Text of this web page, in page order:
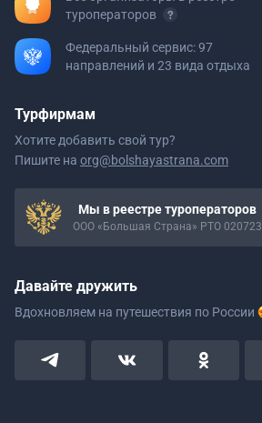
туроператоров
Федеральный сервис: 97
направлений и 23 вида отдыха
Турфирмам
Хотите добавить свой тур?
Пишите на org@bolshayastrana.com
Мы в реестре туроператоров
ООО «Большая Страна» РТО 020723
Давайте дружить
Вдохновляем на путешествия по России